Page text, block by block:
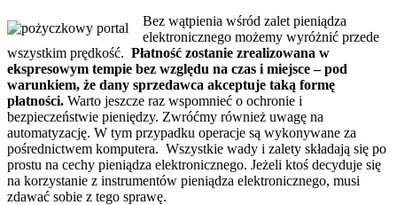
Bez wątpienia wśród zalet pieniądza
elektronicznego możemy wyróżnić przede
wszystkim prędkość. Płatność zostanie zrealizowana w
ekspresowym tempie bez względu na czas i miejsce – pod
warunkiem, że dany sprzedawca akceptuje taką formę
płatności. Warto jeszcze raz wspomnieć o ochronie i
bezpieczeństwie pieniędzy. Zwróćmy również uwagę na
automatyzację. W tym przypadku operacje są wykonywane za
pośrednictwem komputera. Wszystkie wady i zalety składają się po
prostu na cechy pieniądza elektronicznego. Jeżeli ktoś decyduje się
na korzystanie z instrumentów pieniądza elektronicznego, musi
zdawać sobie z tego sprawę.